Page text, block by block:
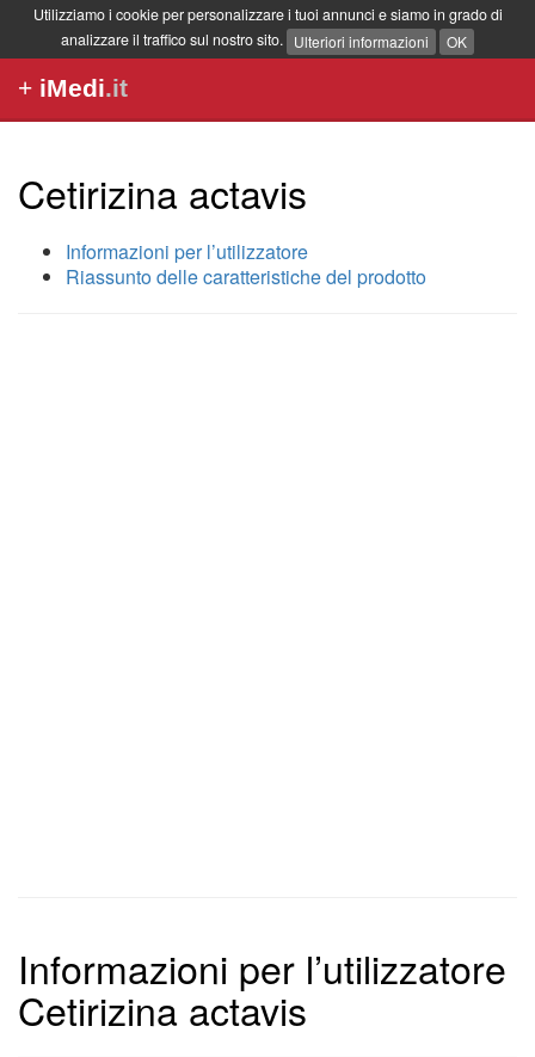
Utilizziamo i cookie per personalizzare i tuoi annunci e siamo in grado di
analizzare il traffico sul nostro sito. Ulteriori informazioni OK
+ iMedi.it
Cetirizina actavis
Informazioni per l’utilizzatore
Riassunto delle caratteristiche del prodotto
Informazioni per l’utilizzatore
Cetirizina actavis